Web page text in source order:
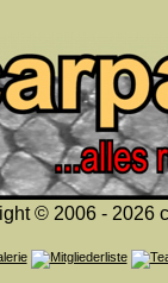
© 2006 - 2026